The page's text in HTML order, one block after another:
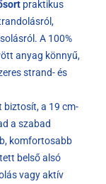
praktikus
A 100%
anyag könnyű,
strand- és
biztosít, a 19 cm-
a szabad
komfortosabb
belső alsó
vagy aktív